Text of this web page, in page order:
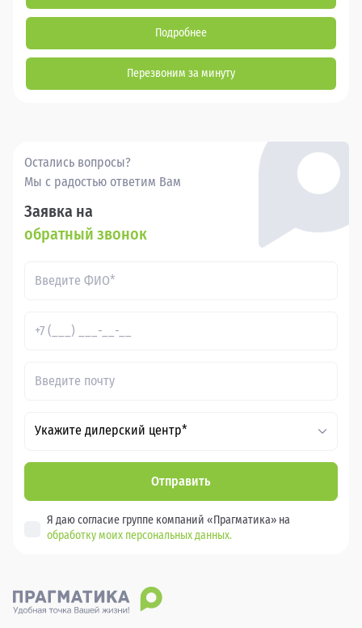
Подробнее
Перезвоним за минуту
Остались вопросы?
Мы с радостью ответим Вам
Заявка на
обратный звонок
Укажите дилерский центр*
Отправить
Я даю согласие группе компаний «Прагматика» на
обработку моих персональных данных.